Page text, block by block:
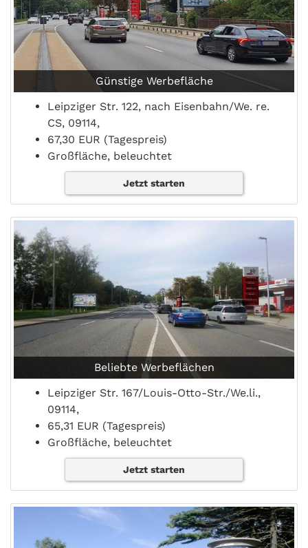
Günstige Werbefläche
Leipziger Str. 122, nach Eisenbahn/We. re.
CS, 09114,
67,30 EUR (Tagespreis)
Großfläche, beleuchtet
Jetzt starten
Beliebte Werbeflächen
Leipziger Str. 167/Louis-Otto-Str./We.li.,
09114,
65,31 EUR (Tagespreis)
Großfläche, beleuchtet
Jetzt starten